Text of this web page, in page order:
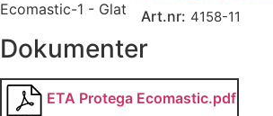
Art.nr: 4158-11
Dokumenter
ETA Protega Ecomastic.pdf